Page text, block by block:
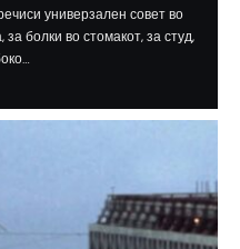
универзален совет во
болки во стомакот, за студ,